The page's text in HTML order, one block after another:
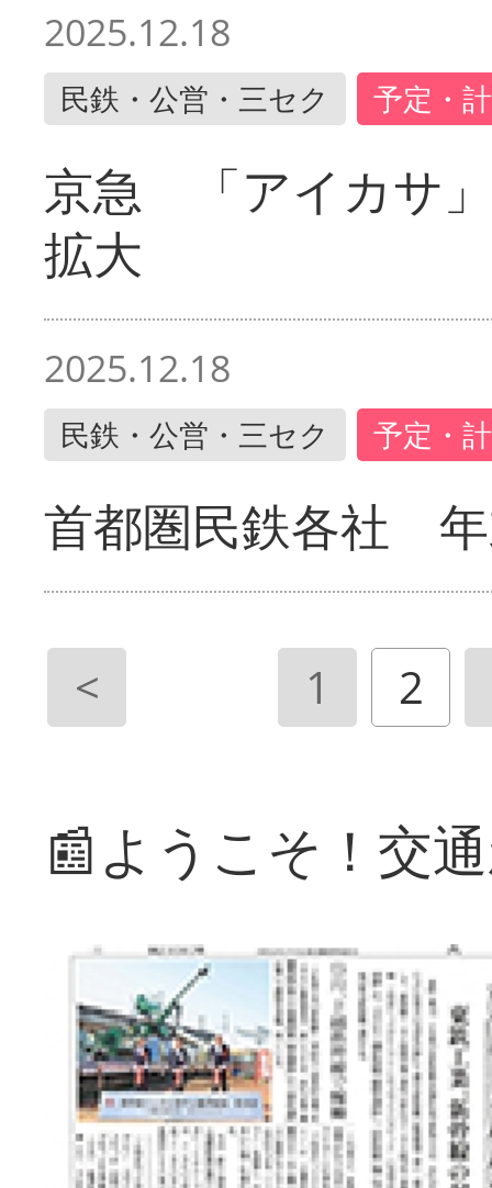
2025.12.18
民鉄・公営・三セク 予定・
京急 「アイカサ
拡大
2025.12.18
民鉄・公営・三セク 予定・
首都圏民鉄各社
< 1 2
📰ようこそ！交